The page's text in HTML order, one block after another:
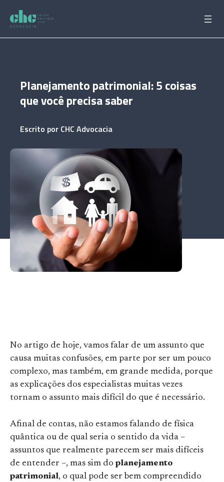
para
conteúdo
Planejamento patrimonial: 5 coisas
que você precisa saber
Escrito por CHC Advocacia
No artigo de hoje, vamos falar de um assunto que
causa muitas confusões, em parte por ser um pouco
complexo, mas também, em grande medida, porque
as explicações dos especialistas muitas vezes
tornam o assunto mais difícil do que é necessário.
Afinal de contas, não estamos falando de física
quântica ou de qual seria o sentido da vida –
assuntos que realmente parecem ser mais difíceis
de entender –, mas sim do planejamento
patrimonial, o qual pode ser bem compreendido